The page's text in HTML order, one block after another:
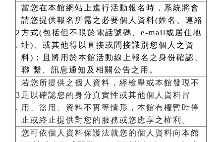
2
.
當您在本館網站上進行活動報名時，系統將會
請您提供報名所需之必要個人資料(姓名、連絡
方式(包括但不限於電話號碼、e-mail或居住地
址)、或其他得以直接或間接識別您個人之資
料)；且將用於本館活動線上報名之身份確認、
聯 繫、訊息通知及相關公告之用。
3
.
若您所提供之個人資料，經檢舉或本館發現不
足以確認您的身分真實性或其他個人資料冒
用、盜用、資料不實等情形，本館有權暫時停
止或終止提供對您的服務或您應享之權利。
您可依個人資料保護法就您的個人資料向本館